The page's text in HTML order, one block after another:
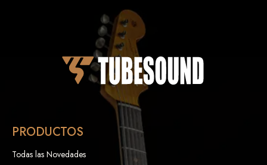
PRODUCTOS
Todas las Novedades